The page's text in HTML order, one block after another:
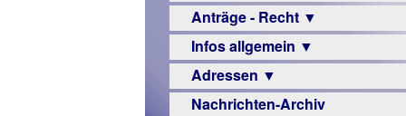
Veranstaltungsprogramme
Anträge - Recht ▼
Archiv
Urteile
Infos allgemein ▼
Sehbehinderung
Frühförderung
Adressen ▼
Augenoptiker
Nachrichten-Archiv